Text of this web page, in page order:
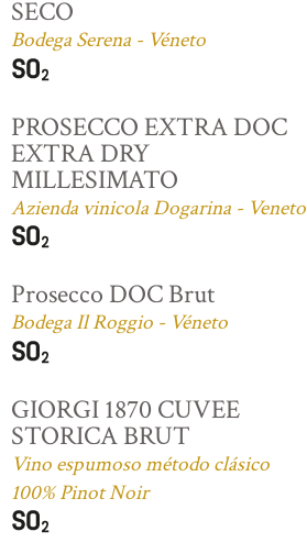
SECO
Bodega Serena - Véneto
PROSECCO EXTRA DOC
EXTRA DRY
MILLESIMATO
Azienda vinicola Dogarina - Veneto
Prosecco DOC Brut
Bodega Il Roggio - Véneto
GIORGI 1870 CUVEE
STORICA BRUT
Vino espumoso método clásico
100% Pinot Noir